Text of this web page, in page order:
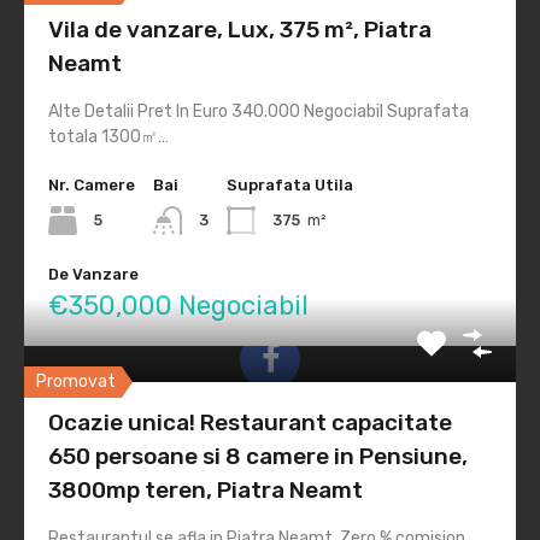
Vila de vanzare, Lux, 375 m², Piatra
Neamt
Alte Detalii Pret In Euro 340.000 Negociabil Suprafata
totala 1300㎡…
Nr. Camere
5
Bai
3
Suprafata Utila
375 m²
De Vanzare
€350,000 Negociabil
Promovat
Ocazie unica! Restaurant capacitate
650 persoane si 8 camere in Pensiune,
3800mp teren, Piatra Neamt
Servicii
ANPC
Program de Lucru
L-V / 9:00-17:00